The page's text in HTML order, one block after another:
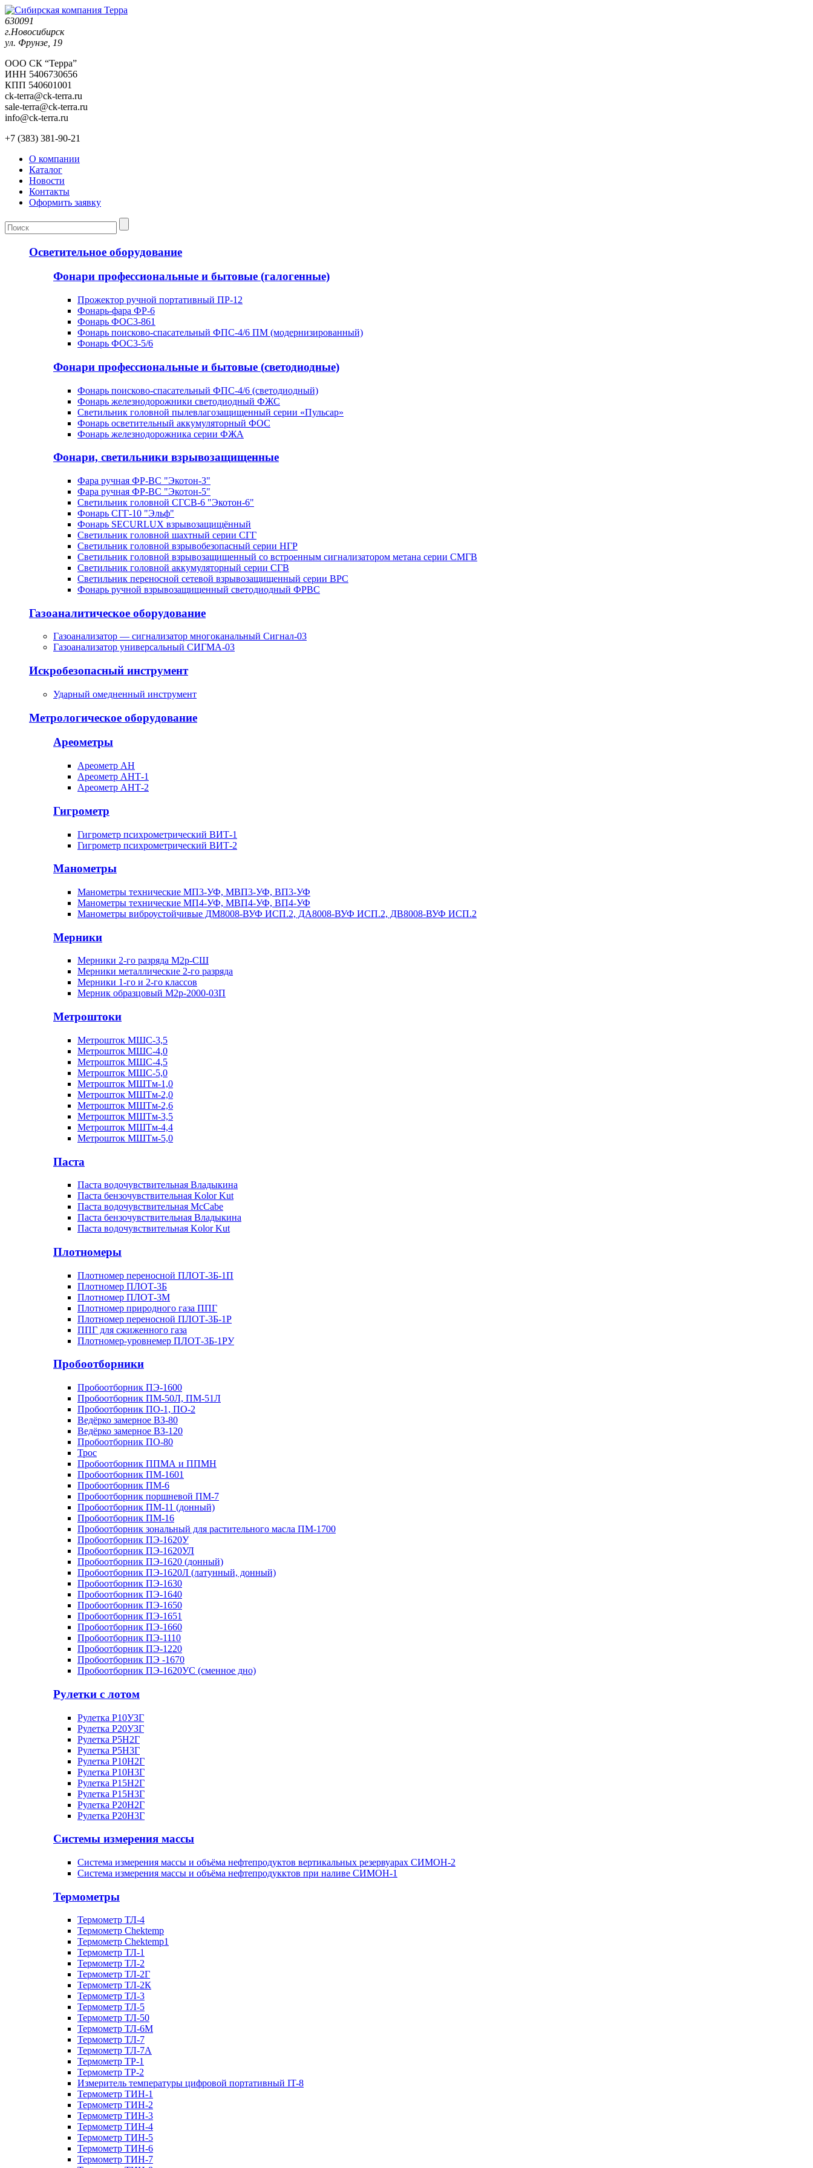
630091
г.Новосибирск
ул. Фрунзе, 19
ООО СК “Терра”
ИНН 5406730656
КПП 540601001
ck-terra@ck-terra.ru
sale-terra@ck-terra.ru
info@ck-terra.ru
+7 (383) 381-90-21
О компании
Каталог
Новости
Контакты
Оформить заявку
Осветительное оборудование
Фонари профессиональные и бытовые (галогенные)
Прожектор ручной портативный ПР-12
Фонарь-фара ФР-6
Фонарь ФОС3-861
Фонарь поисково-спасательный ФПС-4/6 ПМ (модернизированный)
Фонарь ФОС3-5/6
Фонари профессиональные и бытовые (светодиодные)
Фонарь поисково-спасательный ФПС-4/6 (светодиодный)
Фонарь железнодорожники светодиодный ФЖС
Светильник головной пылевлагозащищенный серии «Пульсар»
Фонарь осветительный аккумуляторный ФОС
Фонарь железнодорожника серии ФЖА
Фонари, светильники взрывозащищенные
Фара ручная ФР-ВС "Экотон-3"
Фара ручная ФР-ВС "Экотон-5"
Светильник головной СГСВ-6 "Экотон-6"
Фонарь СГГ-10 "Эльф"
Фонарь SECURLUX взрывозащищённый
Светильник головной шахтный серии СГГ
Светильник головной взрывобезопасный серии НГР
Светильник головной взрывозащищенный со встроенным сигнализатором метана серии СМГВ
Светильник головной аккумуляторный серии СГВ
Светильник переносной сетевой взрывозащищенный серии ВРС
Фонарь ручной взрывозащищенный светодиодный ФРВС
Газоаналитическое оборудование
Газоанализатор — сигнализатор многоканальный Сигнал-03
Газоанализатор универсальный СИГМА-03
Искробезопасный инструмент
Ударный омедненный инструмент
Метрологическое оборудование
Ареометры
Ареометр АН
Ареометр АНТ-1
Ареометр АНТ-2
Гигрометр
Гигрометр психрометрический ВИТ-1
Гигрометр психрометрический ВИТ-2
Манометры
Манометры технические МП3-УФ, МВП3-УФ, ВП3-УФ
Манометры технические МП4-УФ, МВП4-УФ, ВП4-УФ
Манометры виброустойчивые ДМ8008-ВУФ ИСП.2, ДА8008-ВУФ ИСП.2, ДВ8008-ВУФ ИСП.2
Мерники
Мерники 2-го разряда М2р-СШ
Мерники металлические 2-го разряда
Мерники 1-го и 2-го классов
Мерник образцовый М2р-2000-03П
Метроштоки
Метрошток МШС-3,5
Метрошток МШС-4,0
Метрошток МШС-4,5
Метрошток МШС-5,0
Метрошток МШТм-1,0
Метрошток МШТм-2,0
Метрошток МШТм-2,6
Метрошток МШТм-3,5
Метрошток МШТм-4,4
Метрошток МШТм-5,0
Паста
Паста водочувствительная Владыкина
Паста бензочувствительная Kolor Kut
Паста водочувствительная McCabe
Паста бензочувствительная Владыкина
Паста водочувствительная Kolor Kut
Плотномеры
Плотномер переносной ПЛОТ-3Б-1П
Плотномер ПЛОТ-3Б
Плотномер ПЛОТ-3М
Плотномер природного газа ППГ
Плотномер переносной ПЛОТ-3Б-1Р
ППГ для сжиженного газа
Плотномер-уровнемер ПЛОТ-3Б-1РУ
Пробоотборники
Пробоотборник ПЭ-1600
Пробоотборник ПМ-50Л, ПМ-51Л
Пробоотборник ПО-1, ПО-2
Ведёрко замерное ВЗ-80
Ведёрко замерное ВЗ-120
Пробоотборник ПО-80
Трос
Пробоотборник ППМА и ППМН
Пробоотборник ПМ-1601
Пробоотборник ПМ-6
Пробоотборник поршневой ПМ-7
Пробоотборник ПМ-11 (донный)
Пробоотборник ПМ-16
Пробоотборник зональный для растительного масла ПМ-1700
Пробоотборник ПЭ-1620У
Пробоотборник ПЭ-1620УЛ
Пробоотборник ПЭ-1620 (донный)
Пробоотборник ПЭ-1620Л (латунный, донный)
Пробоотборник ПЭ-1630
Пробоотборник ПЭ-1640
Пробоотборник ПЭ-1650
Пробоотборник ПЭ-1651
Пробоотборник ПЭ-1660
Пробоотборник ПЭ-1110
Пробоотборник ПЭ-1220
Пробоотборник ПЭ -1670
Пробоотборник ПЭ-1620УC (сменное дно)
Рулетки с лотом
Рулетка Р10УЗГ
Рулетка Р20УЗГ
Рулетка Р5Н2Г
Рулетка Р5Н3Г
Рулетка Р10Н2Г
Рулетка Р10Н3Г
Рулетка Р15Н2Г
Рулетка Р15Н3Г
Рулетка Р20Н2Г
Рулетка Р20Н3Г
Системы измерения массы
Система измерения массы и объёма нефтепродуктов вертикальных резервуарах СИМОН-2
Система измерения массы и объёма нефтепродукктов при наливе СИМОН-1
Термометры
Термометр ТЛ-4
Термометр Chektemp
Термометр Chektemp1
Термометр ТЛ-1
Термометр ТЛ-2
Термометр ТЛ-2Г
Термометр ТЛ-2К
Термометр ТЛ-3
Термометр ТЛ-5
Термометр ТЛ-50
Термометр ТЛ-6М
Термометр ТЛ-7
Термометр ТЛ-7А
Термометр ТР-1
Термометр ТР-2
Измеритель температуры цифровой портативный IT-8
Термометр ТИН-1
Термометр ТИН-2
Термометр ТИН-3
Термометр ТИН-4
Термометр ТИН-5
Термометр ТИН-6
Термометр ТИН-7